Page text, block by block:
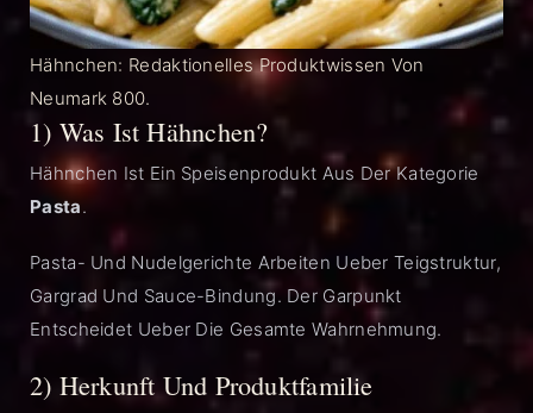
Hähnchen: Redaktionelles Produktwissen Von
Neumark 800.
1) Was Ist Hähnchen?
Hähnchen Ist Ein Speisenprodukt Aus Der Kategorie
Pasta.
Pasta- Und Nudelgerichte Arbeiten Ueber Teigstruktur,
Gargrad Und Sauce-Bindung. Der Garpunkt
Entscheidet Ueber Die Gesamte Wahrnehmung.
2) Herkunft Und Produktfamilie